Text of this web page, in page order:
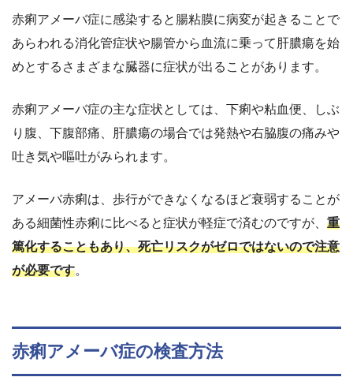
赤痢アメーバ症に感染すると腸粘膜に病変が起きることで
あらわれる消化管症状や腸管から血流に乗って肝膿瘍を始
めとするさまざまな臓器に症状が出ることがあります。
赤痢アメーバ症の主な症状としては、下痢や粘血便、しぶ
り腹、下腹部痛、肝膿瘍の場合では発熱や右脇腹の痛みや
吐き気や嘔吐がみられます。
アメーバ赤痢は、歩行ができなくなるほど衰弱することが
ある細菌性赤痢に比べると症状が軽症で済むのですが、 重
篤化することもあり、死亡リスクがゼロではないので注意
が必要です。
赤痢アメーバ症の検査方法